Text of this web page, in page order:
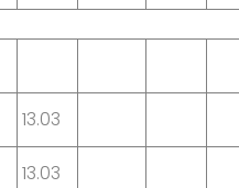
13.03
13.03